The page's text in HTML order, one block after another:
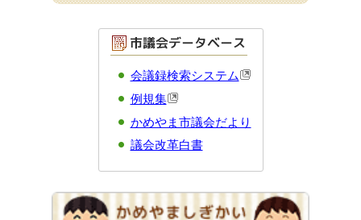
会議録検索システム
例規集
かめやま市議会だより
議会改革白書